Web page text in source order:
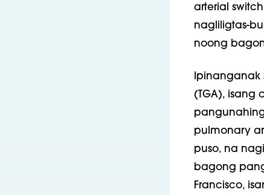
arterial
nagliligtas-
noong
Ipinanganak
(TGA),
pulmonary
puso, na
bagong
Francisco,